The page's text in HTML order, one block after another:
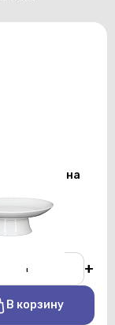
на
р./сутки
+
В корзину